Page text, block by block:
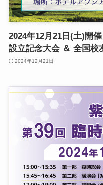
2024年12月21日(土)開
設立記念大会 ＆ 全国校
2024年12月21日